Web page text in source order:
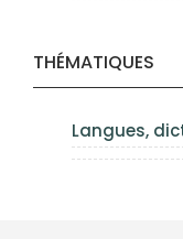
THÉMATIQUES
Langues,